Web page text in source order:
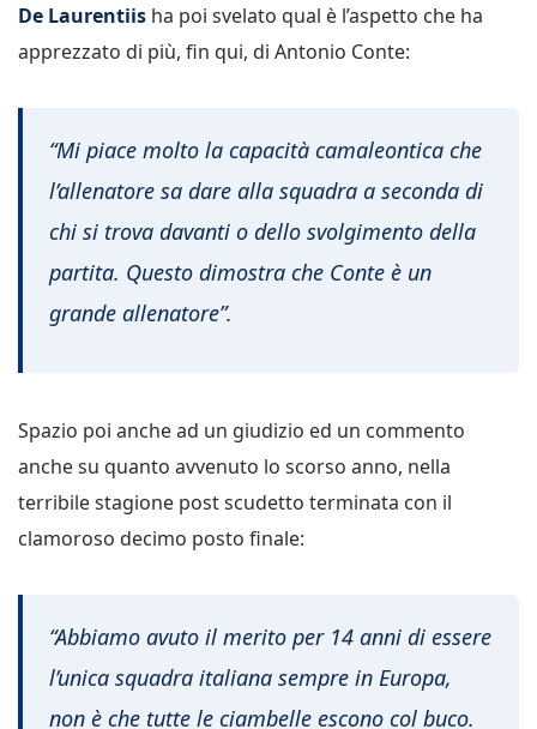
De Laurentiis ha poi svelato qual è l’aspetto che ha
apprezzato di più, fin qui, di Antonio Conte:
“Mi piace molto la capacità camaleontica che
l’allenatore sa dare alla squadra a seconda di
chi si trova davanti o dello svolgimento della
partita. Questo dimostra che Conte è un
grande allenatore”.
Spazio poi anche ad un giudizio ed un commento
anche su quanto avvenuto lo scorso anno, nella
terribile stagione post scudetto terminata con il
clamoroso decimo posto finale:
“Abbiamo avuto il merito per 14 anni di essere
l’unica squadra italiana sempre in Europa,
non è che tutte le ciambelle escono col buco.